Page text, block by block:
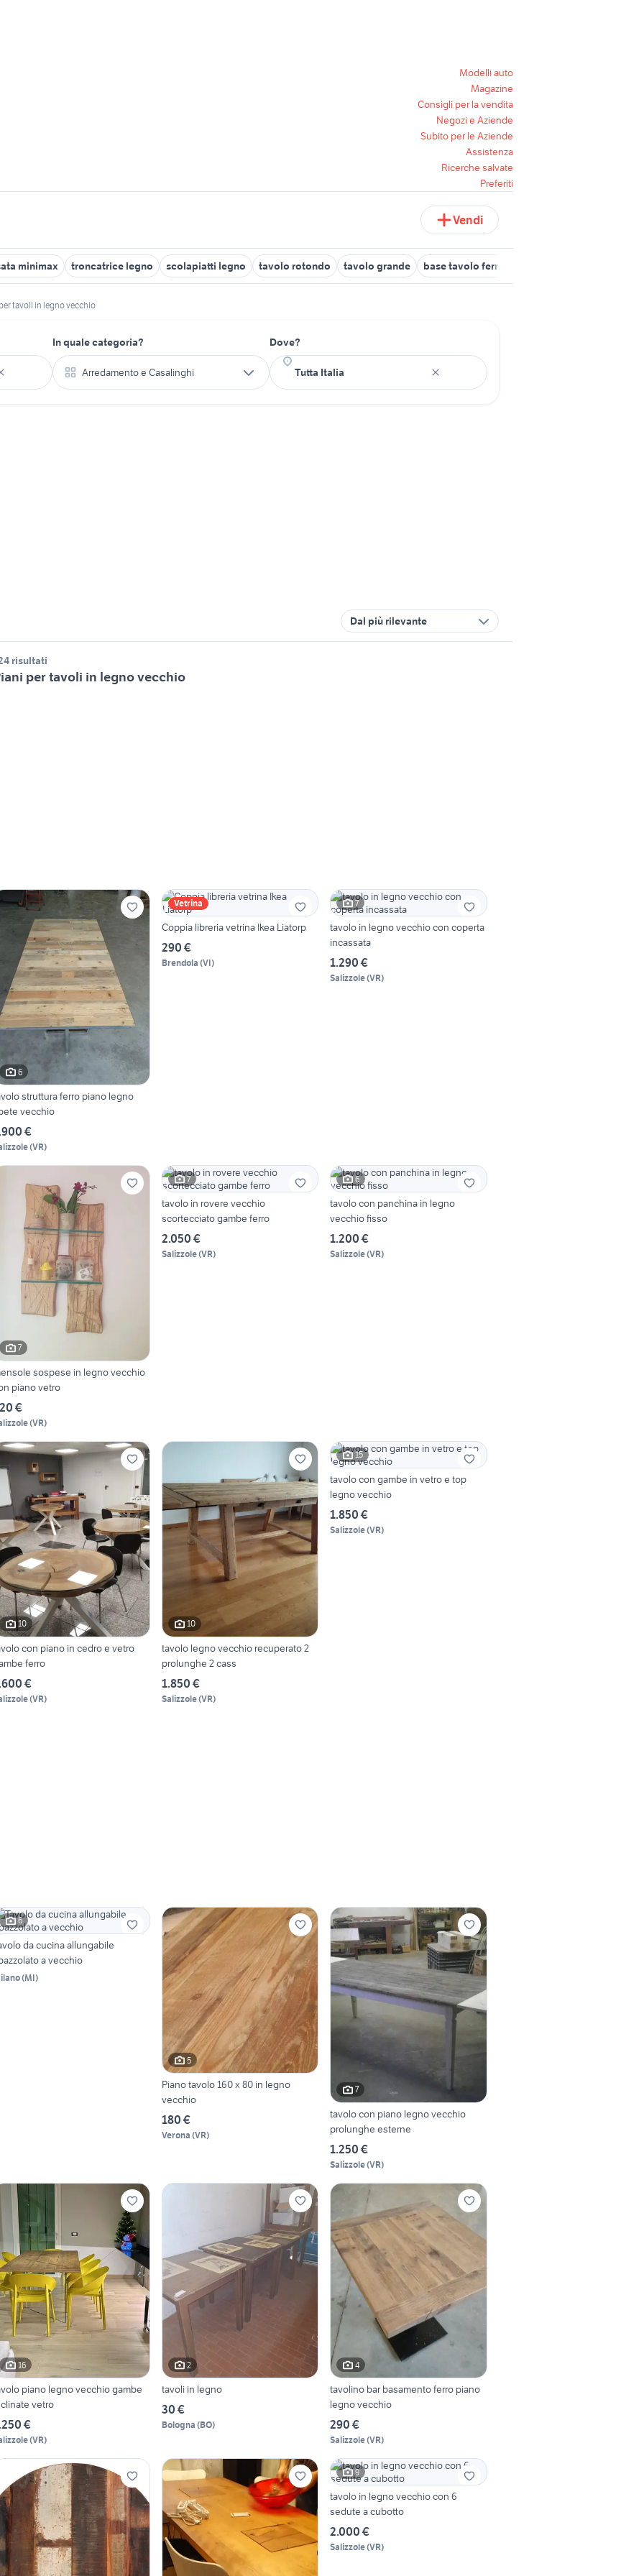
Modelli auto
Magazine
Consigli per la vendita
Negozi e Aziende
Subito per le Aziende
Assistenza
Ricerche salvate
Preferiti
Vendi
minimax troncatrice legno scolapiatti legno tavolo rotondo tavolo grande base tavolo ferro
tavoli in legno vecchio
In quale categoria?
Arredamento e Casalinghi
Dove?
Dal più rilevante
risultati
per tavoli in legno vecchio
6
struttura ferro piano legno
vecchio
€
(VR)
Vetrina
Coppia libreria vetrina Ikea Liatorp
290 €
Brendola (VI)
7
tavolo in legno vecchio con coperta
incassata
1.290 €
Salizzole(VR)
7
sospese in legno vecchio
piano vetro
€
(VR)
7
tavolo in rovere vecchio
scortecciato gambe ferro
2.050 €
Salizzole(VR)
6
tavolo con panchina in legno
vecchio fisso
1.200 €
Salizzole(VR)
10
con piano in cedro e vetro
ferro
€
(VR)
10
tavolo legno vecchio recuperato 2
prolunghe 2 cass
1.850 €
Salizzole(VR)
15
tavolo con gambe in vetro e top
legno vecchio
1.850 €
Salizzole(VR)
6
da cucina allungabile
a vecchio
(MI)
5
Piano tavolo 160 x 80 in legno
vecchio
180 €
Verona (VR)
7
tavolo con piano legno vecchio
prolunghe esterne
1.250 €
Salizzole(VR)
16
piano legno vecchio gambe
vetro
€
(VR)
2
tavoli in legno
30 €
Bologna (BO)
4
tavolino bar basamento ferro piano
legno vecchio
290 €
Salizzole(VR)
9
tavolo in legno vecchio con 6
sedute a cubotto
2.000 €
Salizzole(VR)